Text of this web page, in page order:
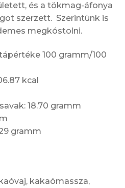
és a tökmag-áfonya
szerzett. Szerintünk is
megkóstolni.
100 gramm/100
kcal
18.70 gramm
gramm
kakaómassza,